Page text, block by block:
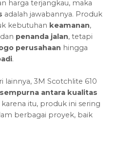
harga terjangkau, maka
adalah jawabannya. Produk
kebutuhan keamanan,
dan penanda jalan, tetapi
perusahaan hingga
.
lainnya, 3M Scotchlite 610
antara kualitas
karena itu, produk ini sering
berbagai proyek, baik